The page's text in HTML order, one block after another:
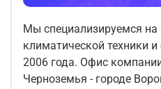
Мы специализируемся
климатической техники
2006 года. Офис
Черноземья - городе